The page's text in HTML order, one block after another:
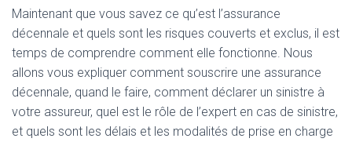
Maintenant que vous savez ce qu’est l’assurance
décennale et quels sont les risques couverts et exclus, il est
temps de comprendre comment elle fonctionne. Nous
allons vous expliquer comment souscrire une assurance
décennale, quand le faire, comment déclarer un sinistre à
votre assureur, quel est le rôle de l’expert en cas de sinistre,
et quels sont les délais et les modalités de prise en charge